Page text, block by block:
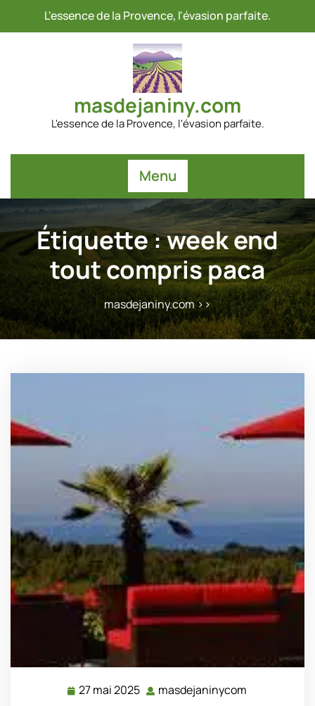
L'essence de la Provence, l'évasion parfaite.
masdejaniny.com
L'essence de la Provence, l'évasion parfaite.
Menu
Étiquette :week end
tout compris paca
masdejaniny.com>>
27 mai 2025 27 masdejaninycom